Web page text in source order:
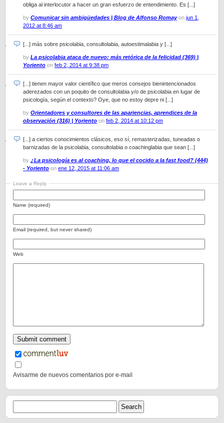
obliga al interlocutor a hacer un gran esfuerzo de entendimiento. Es [...]
by Comunicar sin ambigüedades | Blog de Alfonso Romayon jun 1,
2012 at 8:46 am
[...] más sobre psicolabia, consultolabia, autoestimalabia y [...]
by La psicolabia ataca de nuevo: más retórica de la felicidad (369) |
Yoriento on feb 2, 2014 at 9:38 pm
[...] tienen mayor valor científico que meros consejos bienintencionados
aderezados con un poquito de consultolabia y/o de psicolabia en lugar de
psicología, según el contexto? Oye, que no estoy depre ni [...]
by Orientadores y consultores de las apariencias, aprendices de la
observación (316) | Yoriento on feb 2, 2014 at 10:12 pm
[...] a ciertos conocimientos clásicos, eso sí, remasterizadas, tuneadas o
barnizadas de la psicolabia, consultolabia o coachinglabia que sean [...]
by ¿La psicología es al coaching, lo que el cocido a la fast food? (444)
- Yoriento on ene 12, 2015 at 11:06 am
Leave a Reply
Name (required)
Email (required, but never shared)
Web
Avisarme de nuevos comentarios por e-mail